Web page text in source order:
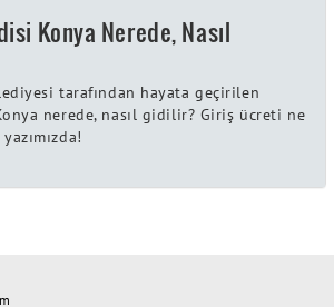
Konya Nerede, Nasıl
tarafından hayata geçirilen
nerede, nasıl gidilir? Giriş ücreti ne